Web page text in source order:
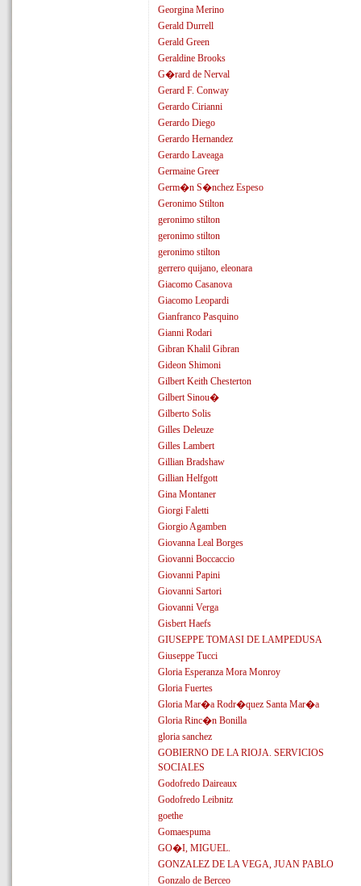
Georgina Merino
Gerald Durrell
Gerald Green
Geraldine Brooks
G�rard de Nerval
Gerard F. Conway
Gerardo Cirianni
Gerardo Diego
Gerardo Hernandez
Gerardo Laveaga
Germaine Greer
Germ�n S�nchez Espeso
Geronimo Stilton
geronimo stilton
geronimo stilton
geronimo stilton
gerrero quijano, eleonara
Giacomo Casanova
Giacomo Leopardi
Gianfranco Pasquino
Gianni Rodari
Gibran Khalil Gibran
Gideon Shimoni
Gilbert Keith Chesterton
Gilbert Sinou�
Gilberto Solis
Gilles Deleuze
Gilles Lambert
Gillian Bradshaw
Gillian Helfgott
Gina Montaner
Giorgi Faletti
Giorgio Agamben
Giovanna Leal Borges
Giovanni Boccaccio
Giovanni Papini
Giovanni Sartori
Giovanni Verga
Gisbert Haefs
GIUSEPPE TOMASI DE LAMPEDUSA
Giuseppe Tucci
Gloria Esperanza Mora Monroy
Gloria Fuertes
Gloria Mar�a Rodr�quez Santa Mar�a
Gloria Rinc�n Bonilla
gloria sanchez
GOBIERNO DE LA RIOJA. SERVICIOS
SOCIALES
Godofredo Daireaux
Godofredo Leibnitz
goethe
Gomaespuma
GO�I, MIGUEL.
GONZALEZ DE LA VEGA, JUAN PABLO
Gonzalo de Berceo